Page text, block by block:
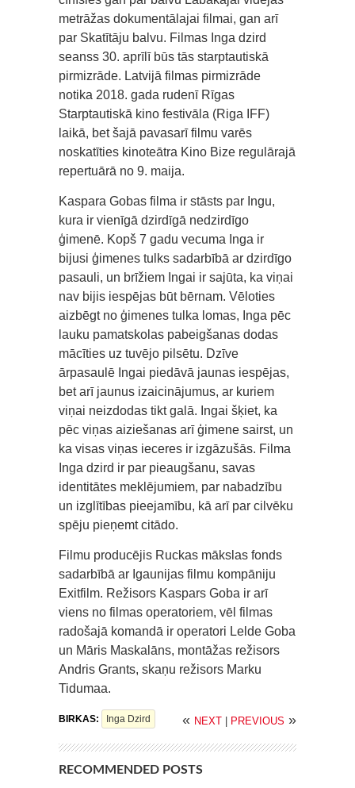
metrāžas dokumentālajai filmai, gan arī
par Skatītāju balvu. Filmas Inga dzird
seanss 30. aprīlī būs tās starptautiskā
pirmizrāde. Latvijā filmas pirmizrāde
notika 2018. gada rudenī Rīgas
Starptautiskā kino festivāla (Riga IFF)
laikā, bet šajā pavasarī filmu varēs
noskatīties kinoteātra Kino Bize regulārajā
repertuārā no 9. maija.
Kaspara Gobas filma ir stāsts par Ingu,
kura ir vienīgā dzirdīgā nedzirdīgo
ģimenē. Kopš 7 gadu vecuma Inga ir
bijusi ģimenes tulks sadarbībā ar dzirdīgo
pasauli, un brīžiem Ingai ir sajūta, ka viņai
nav bijis iespējas būt bērnam. Vēloties
aizbēgt no ģimenes tulka lomas, Inga pēc
lauku pamatskolas pabeigšanas dodas
mācīties uz tuvējo pilsētu. Dzīve
ārpasaulē Ingai piedāvā jaunas iespējas,
bet arī jaunus izaicinājumus, ar kuriem
viņai neizdodas tikt galā. Ingai šķiet, ka
pēc viņas aiziešanas arī ģimene sairst, un
ka visas viņas ieceres ir izgāzušās. Filma
Inga dzird ir par pieaugšanu, savas
identitātes meklējumiem, par nabadzību
un izglītības pieejamību, kā arī par cilvēku
spēju pieņemt citādo.
Filmu producējis Ruckas mākslas fonds
sadarbībā ar Igaunijas filmu kompāniju
Exitfilm. Režisors Kaspars Goba ir arī
viens no filmas operatoriem, vēl filmas
radošajā komandā ir operatori Lelde Goba
un Māris Maskalāns, montāžas režisors
Andris Grants, skaņu režisors Marku
Tidumaa.
BIRKAS: Inga Dzird « NEXT PREVIOUS »
RECOMMENDED POSTS